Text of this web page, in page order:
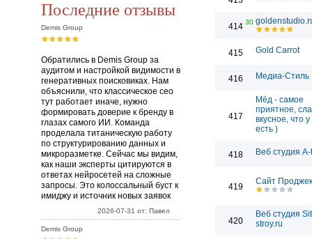
Последние отзывы
Demis Group
Обратились в Demis Group за
аудитом и настройкой видимости в
генеративных поисковиках. Нам
объяснили, что классическое сео
тут работает иначе, нужно
формировать доверие к бренду в
глазах самого ИИ. Команда
проделала титаническую работу
по структурированию данных и
микроразметке. Сейчас мы видим,
как наши эксперты цитируются в
ответах нейросетей на сложные
запросы. Это колоссальный буст к
имиджу и источник новых заявок
2026-07-31 от: Павел
Demis Group
414 30
415 Gold Carrot
416 Медиа-Стиль
417
Мёд - самое
приятное,
вкусное, что
есть )
418 Веб студия
419
Сайт
420
Веб студия
stroy.ru